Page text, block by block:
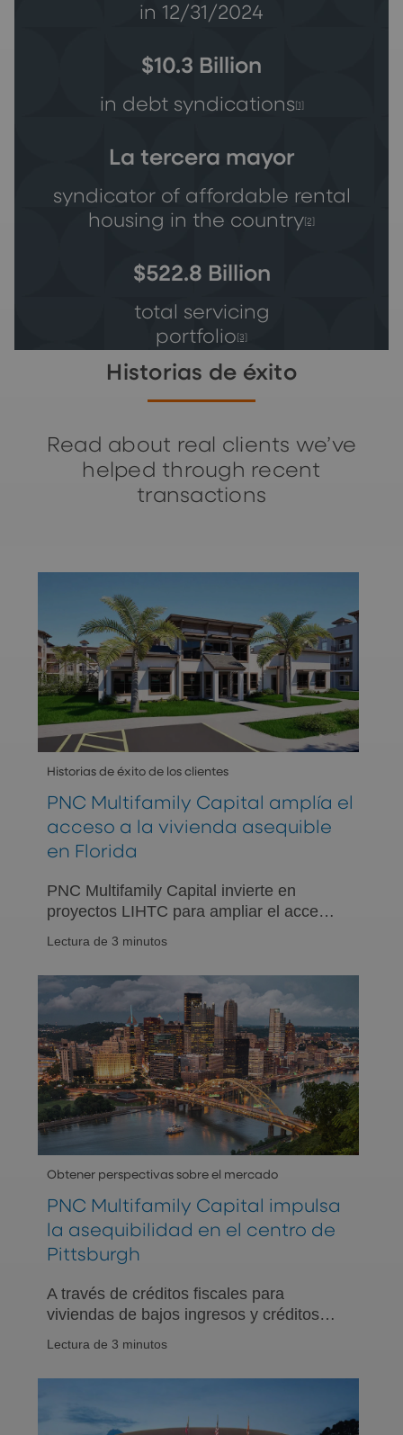
in 12/31/2024
$10.3 Billion
in debt syndications [1]
La tercera mayor
syndicator of affordable rental
housing in the country [2]
$522.8 Billion
total servicing
portfolio [3]
Historias de éxito
Read about real clients we’ve
helped through recent
transactions
Historias de éxito de los clientes
PNC Multifamily Capital amplía el
acceso a la vivienda asequible
en Florida
PNC Multifamily Capital invierte en
proyectos LIHTC para ampliar el acceso
demandas prioritarias de la comunidad.
Lectura de 3 minutos
Obtener perspectivas sobre el mercado
PNC Multifamily Capital impulsa
la asequibilidad en el centro de
Pittsburgh
A través de créditos fiscales para
viviendas de bajos ingresos y créditos
disponibilidad de viviendas y a
Lectura de 3 minutos